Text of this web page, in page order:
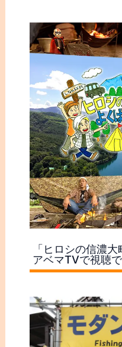
「ヒロシの信濃
アベマTVで視聴で